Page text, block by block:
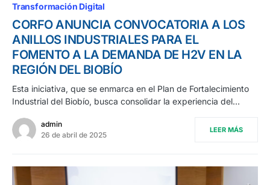
Transformación Digital
CORFO ANUNCIA CONVOCATORIA A LOS
ANILLOS INDUSTRIALES PARA EL
FOMENTO A LA DEMANDA DE H2V EN LA
REGIÓN DEL BIOBÍO
Esta iniciativa, que se enmarca en el Plan de Fortalecimiento
Industrial del Biobío, busca consolidar la experiencia del…
admin
26 de abril de 2025
LEER MÁS